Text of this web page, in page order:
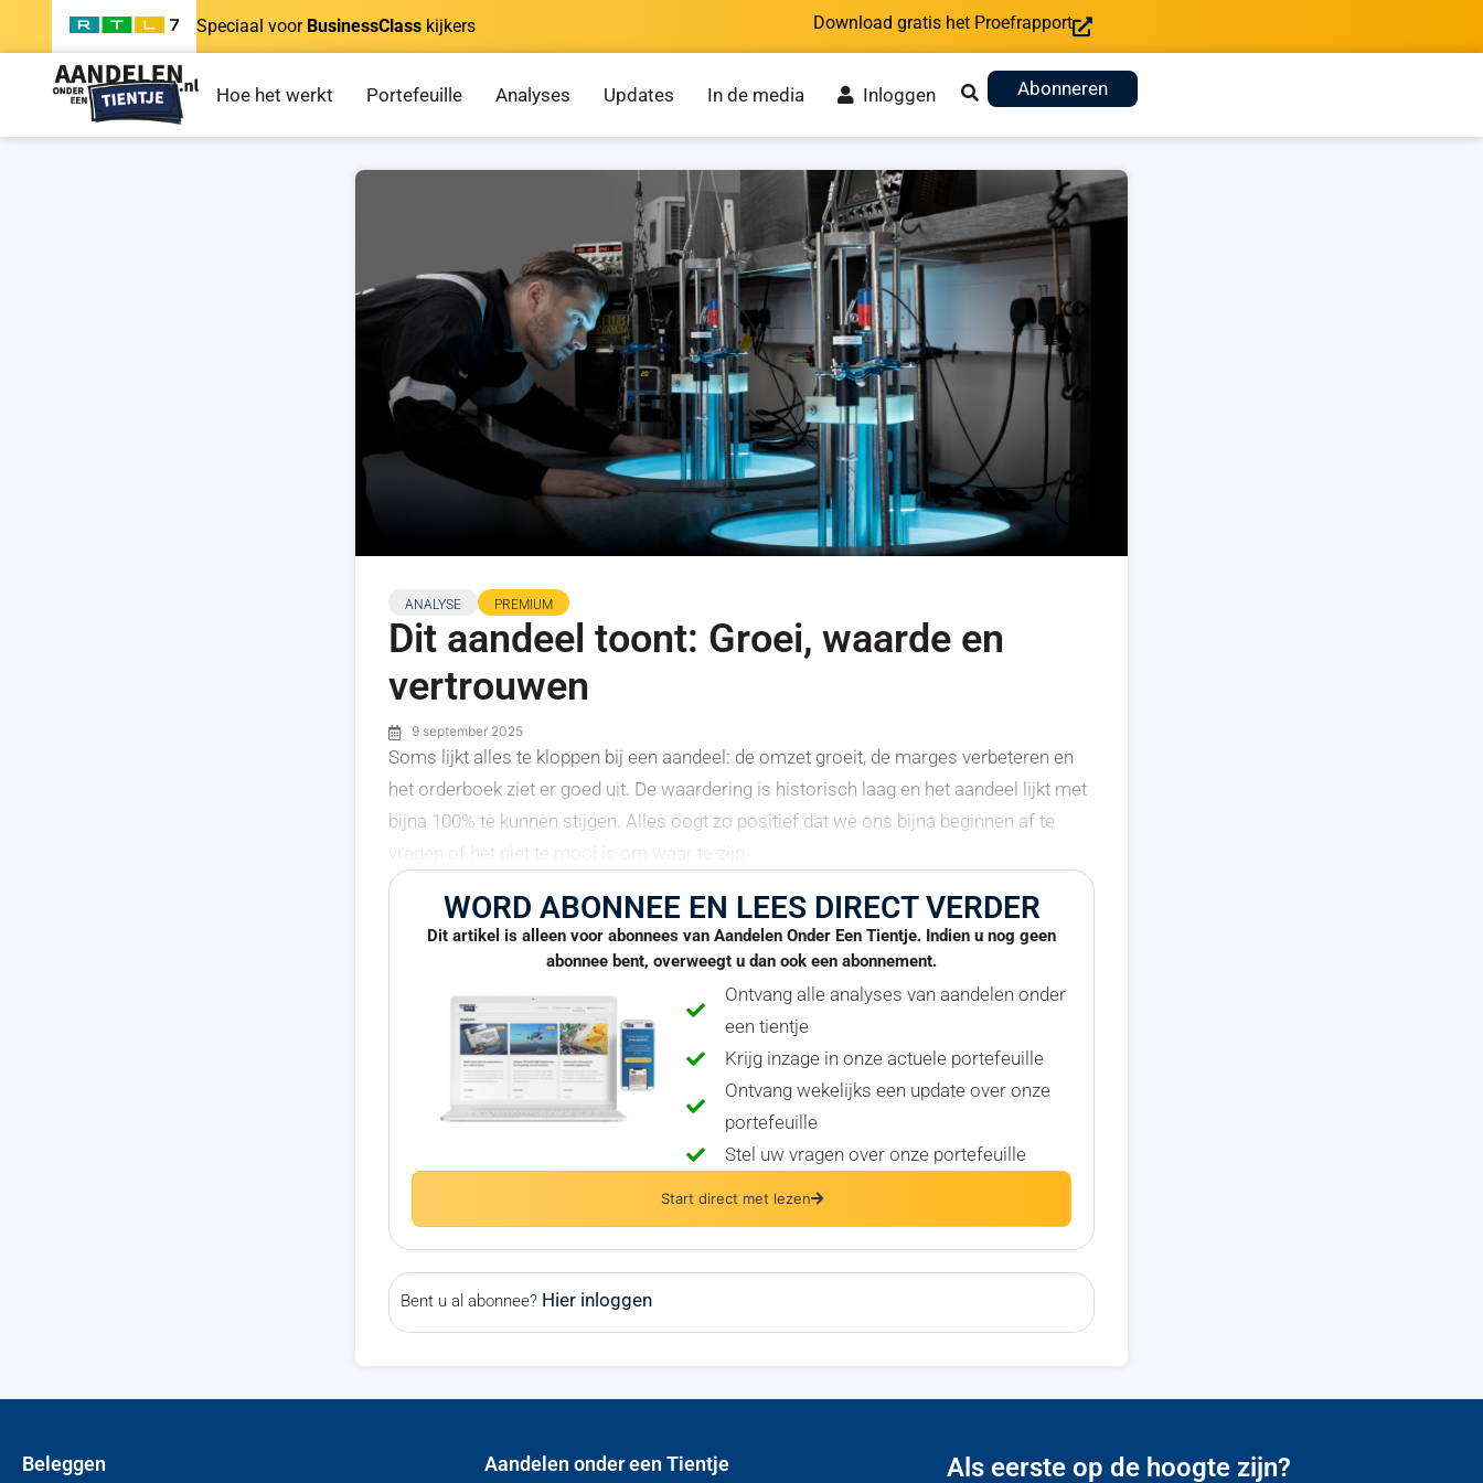
Speciaal voor BusinessClass kijkers Download gratis het Proefrapport
Hoe het werkt Portefeuille Analyses Updates In de media Inloggen Abonneren
ANALYSE PREMIUM
Dit aandeel toont: Groei, waarde en
vertrouwen
9 september 2025
Soms lijkt alles te kloppen bij een aandeel: de omzet groeit, de marges verbeteren en
het orderboek ziet er goed uit. De waardering is historisch laag en het aandeel lijkt met
bijna 100% te kunnen stijgen. Alles oogt zo positief dat we ons bijna beginnen af te
vragen of het niet te mooi is om waar te zijn.
WORD ABONNEE EN LEES DIRECT VERDER
Dit artikel is alleen voor abonnees van Aandelen Onder Een Tientje. Indien u nog geen
abonnee bent, overweegt u dan ook een abonnement.
Ontvang alle analyses van aandelen onder
een tientje
Krijg inzage in onze actuele portefeuille
Ontvang wekelijks een update over onze
portefeuille
Stel uw vragen over onze portefeuille
Start direct met lezen
Bent u al abonnee? Hier inloggen
Beleggen Aandelen onder een Tientje Als eerste op de hoogte zijn?